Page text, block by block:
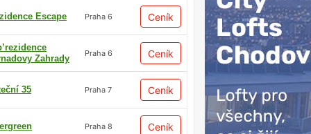
Escape Praha 6 Ceník
Zahrady
Praha 6 Ceník
35 Praha 7 Ceník
Praha 8 Ceník